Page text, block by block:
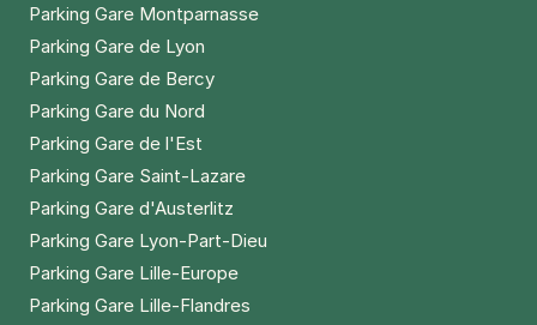
59800Lille
17 €/jour,72 €/semaine(tarifs dégressifs)
Réserver
+ Abonnements disponibles
Lille - Grand Palais - Madeleine
Rebérioux
107 rue Madeleine Rebérioux
Parking Gare Montparnasse
Parking Gare de Lyon
Parking Gare de Bercy
Parking Gare du Nord
Parking Gare de l'Est
Parking Gare Saint-Lazare
Parking Gare d'Austerlitz
Parking Gare Lyon-Part-Dieu
Parking Gare Lille-Europe
Parking Gare Lille-Flandres